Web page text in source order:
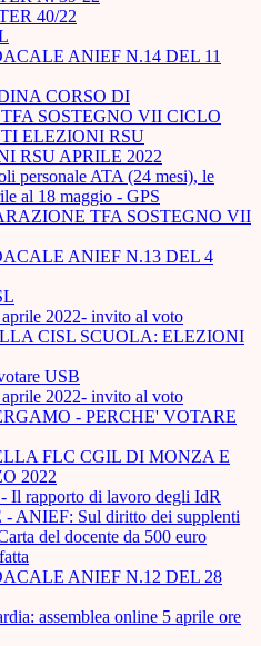
40/22
ANIEF N.14 DEL 11
CORSO DI
SOSTEGNO VII CICLO
ELEZIONI RSU
RSU APRILE 2022
personale ATA (24 mesi), le
al 18 maggio - GPS
TFA SOSTEGNO VII
ANIEF N.13 DEL 4
2022- invito al voto
CISL SCUOLA: ELEZIONI
USB
2022- invito al voto
- PERCHE' VOTARE
FLC CGIL DI MONZA E
2022
Il rapporto di lavoro degli IdR
ANIEF: Sul diritto dei supplenti
del docente da 500 euro
ANIEF N.12 DEL 28
assemblea online 5 aprile ore